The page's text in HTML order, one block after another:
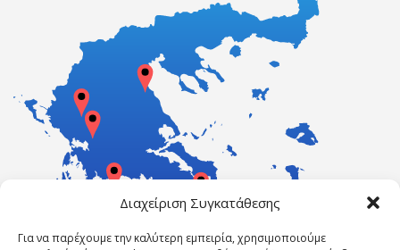
Διαχείριση Συγκατάθεσης
Για να παρέχουμε την καλύτερη εμπειρία, χρησιμοποιούμε